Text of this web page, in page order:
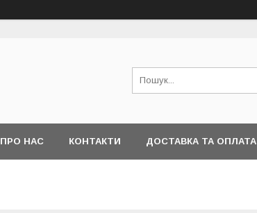
ПРО НАС КОНТАКТИ ДОСТАВКА ТА ОПЛАТА